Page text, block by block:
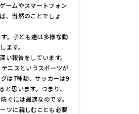
ームやスマートフォン
、当然のことでしょ
。子ども達は多様な動
ます。
い報告をしています。
ニスというスポーツが
は7種類、サッカーは9
思います。つまり、
ぐには最適なのです。
ツに親しむことも必要